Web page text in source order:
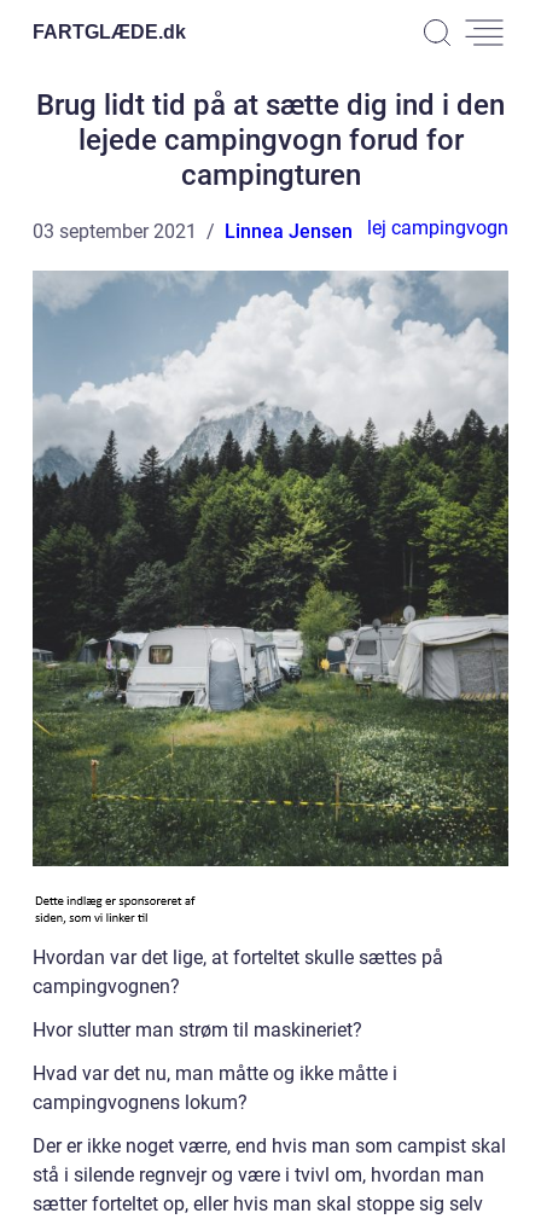
FARTGLÆDE.dk
Brug lidt tid på at sætte dig ind i den
lejede campingvogn forud for
campingturen
03 september 2021 Linnea Jensen lej campingvogn
Hvordan var det lige, at forteltet skulle sættes på
campingvognen?
Hvor slutter man strøm til maskineriet?
Hvad var det nu, man måtte og ikke måtte i
campingvognens lokum?
Der er ikke noget værre, end hvis man som campist skal
stå i silende regnvejr og være i tvivl om, hvordan man
sætter forteltet op, eller hvis man skal stoppe sig selv